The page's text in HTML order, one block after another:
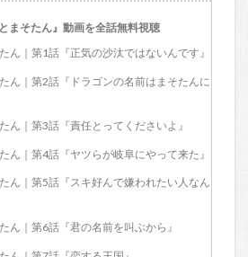
まそたん』動画を全話無料視聴
ん｜第1話『正気の沙汰ではないんです』
ん｜第2話『ドラゴンの名前はまそたんに
ん｜第3話『責任とってくださいよ』
ん｜第4話『ヤツらが岐阜にやって来た』
ん｜第5話『スキ好んで嫌われたい人なん
ん｜第6話『君の名前を叫ぶから』